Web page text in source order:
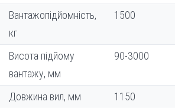
кількість
Вантажопідйомність,
кг
1500
Висота підйому
вантажу, мм
90-3000
Довжина вил, мм
1150